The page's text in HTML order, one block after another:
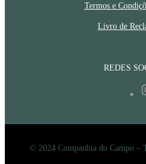
Termos e
Livro de
REDES
© 2024 Companhia do Campo –